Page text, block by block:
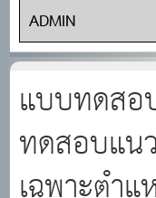
ADMIN
แบบทดส
ทดสอบแน